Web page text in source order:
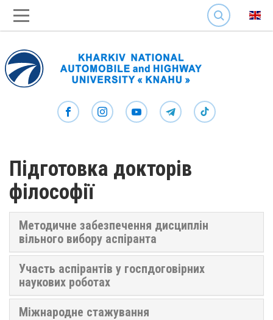
SEARCH
Підготовка докторів
філософії
Методичне забезпечення дисциплін
вільного вибору аспіранта
Участь аспірантів у госпдоговірних
наукових роботах
Міжнародне стажування